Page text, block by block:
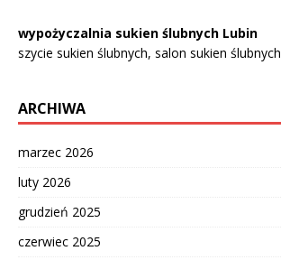
wypożyczalnia sukien ślubnych Lubin
szycie sukien ślubnych, salon sukien ślubnych
ARCHIWA
marzec 2026
luty 2026
grudzień 2025
czerwiec 2025